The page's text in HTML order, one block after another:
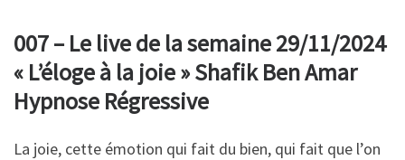
007 – Le live de la semaine 29/11/2024
« L’éloge à la joie » Shafik Ben Amar
Hypnose Régressive
La joie, cette émotion qui fait du bien, qui fait que l’on